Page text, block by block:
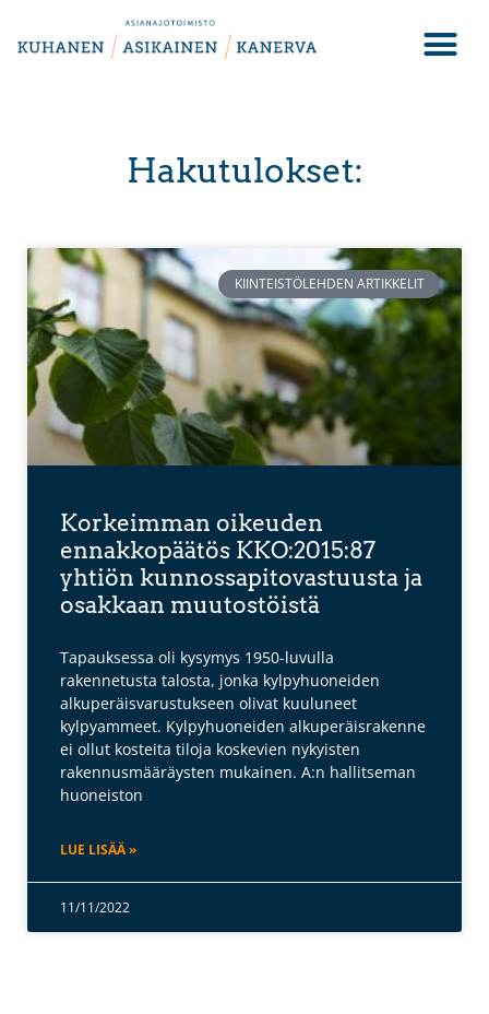
Hakutulokset:
KIINTEISTÖLEHDEN ARTIKKELIT
Korkeimman oikeuden
ennakkopäätös KKO:2015:87
yhtiön kunnossapitovastuusta ja
osakkaan muutostöistä
Tapauksessa oli kysymys 1950-luvulla
rakennetusta talosta, jonka kylpyhuoneiden
alkuperäisvarustukseen olivat kuuluneet
kylpyammeet. Kylpyhuoneiden alkuperäisrakenne
ei ollut kosteita tiloja koskevien nykyisten
rakennusmääräysten mukainen. A:n hallitseman
huoneiston
LUE LISÄÄ »
11/11/2022